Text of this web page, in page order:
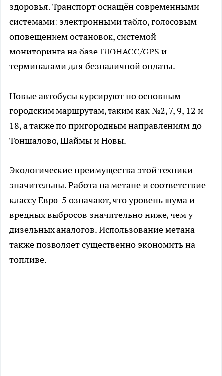
здоровья. Транспорт оснащён современными
системами: электронными табло, голосовым
оповещением остановок, системой
мониторинга на базе ГЛОНАСС/GPS и
терминалами для безналичной оплаты.
Новые автобусы курсируют по основным
городским маршрутам, таким как №2, 7, 9, 12 и
18, а также по пригородным направлениям до
Тоншалово, Шаймы и Новы.
Экологические преимущества этой техники
значительны. Работа на метане и соответствие
классу Евро-5 означают, что уровень шума и
вредных выбросов значительно ниже, чем у
дизельных аналогов. Использование метана
также позволяет существенно экономить на
топливе.